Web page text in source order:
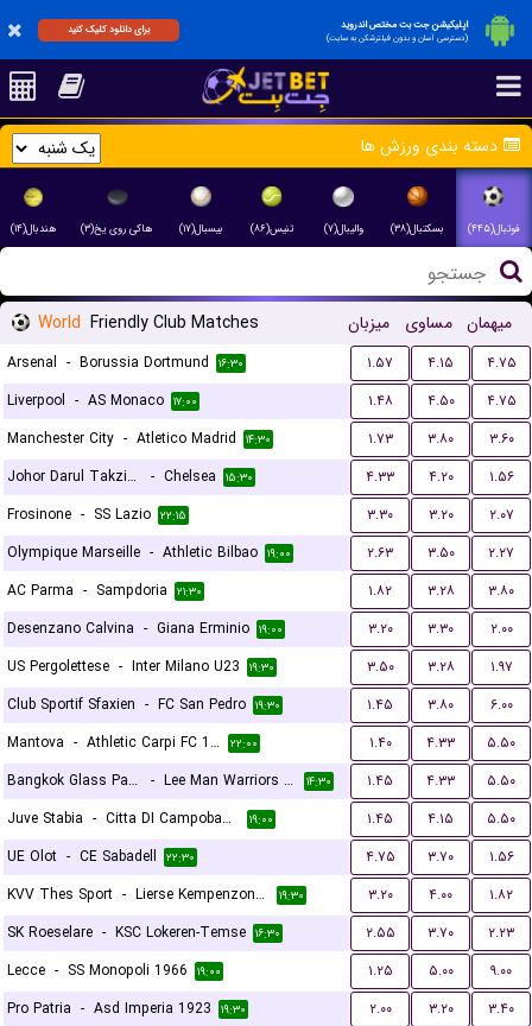
اپلیکیشن جت بت مختص اندروید
(دسترسی آسان و بدون فیلترشکن به سایت)
برای دانلود کلیک کنید
دسته بندی ورزش ها
فوتبال(۴۴۵) بسکتبال(۳۸) والیبال(۷) تنیس(۸۶) بیسبال(۱۷) هاکی روی یخ(۳) هندبال(۱۴)
World Friendly Club Matches میزبان مساوی میهمان
Arsenal - Borussia Dortmund ۱۶:۳۰ ۱.۵۷ ۴.۱۵
۴.۷۵
Liverpool - AS Monaco ۱۷:۰۰ ۱.۴۸ ۴.۵۰
۴.۷۵
Manchester City - Atletico Madrid ۱۴:۳۰ ۱.۷۳ ۳.۸۰
۳.۶۰
Johor Darul Takzim FC
- Chelsea ۱۵:۳۰ ۴.۳۳ ۴.۲۰
۱.۵۶
Frosinone - SS Lazio ۲۲:۱۵ ۳.۳۰ ۳.۲۰
۲.۰۷
Olympique Marseille - Athletic Bilbao ۱۹:۰۰ ۲.۶۳ ۳.۵۰
۲.۲۷
AC Parma - Sampdoria ۲۱:۳۰ ۱.۸۲ ۳.۲۸
۳.۸۰
Desenzano Calvina - Giana Erminio ۱۹:۰۰ ۳.۲۰ ۳.۳۰
۲.۰۰
US Pergolettese - Inter Milano U23 ۱۹:۳۰ ۳.۵۰ ۳.۲۸
۱.۹۷
Club Sportif Sfaxien - FC San Pedro ۱۹:۳۰ ۱.۴۵ ۳.۸۰
۶.۰۰
Mantova - Athletic Carpi FC 1909 ۲۲:۰۰ ۱.۴۰ ۴.۳۳
۵.۵۰
Bangkok Glass Pathumthani United FC
- Lee Man Warriors FC ۱۴:۳۰ ۱.۴۵ ۴.۳۳
۵.۵۰
Juve Stabia - Citta DI Campobasso ۱۹:۰۰ ۱.۴۵ ۴.۱۵
۵.۵۰
UE Olot - CE Sabadell ۲۲:۳۰ ۴.۷۵ ۳.۷۰
۱.۵۶
KVV Thes Sport - Lierse Kempenzonen ۱۹:۳۰ ۳.۲۰ ۴.۰۰
۱.۸۲
SK Roeselare - KSC Lokeren-Temse ۱۶:۳۰ ۲.۵۵ ۳.۷۰
۲.۲۳
Lecce - SS Monopoli 1966 ۱۹:۰۰ ۱.۲۵ ۵.۰۰
۹.۰۰
Pro Patria - Asd Imperia 1923 ۱۹:۳۰ ۲.۰۰ ۳.۲۰ ۳.۴۰